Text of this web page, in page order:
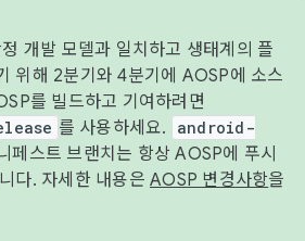
개발 모델과 일치하고 생태계의 플
위해 2분기와 4분기에 AOSP에 소스
를 빌드하고 기여하려면
를 사용하세요.
android-
페스트 브랜치는 항상 AOSP에 푸시
다. 자세한 내용은 AOSP 변경사항을